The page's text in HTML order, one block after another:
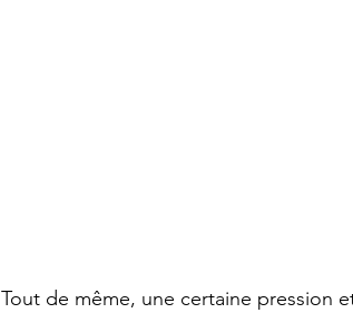
Tout de même, une certaine pression